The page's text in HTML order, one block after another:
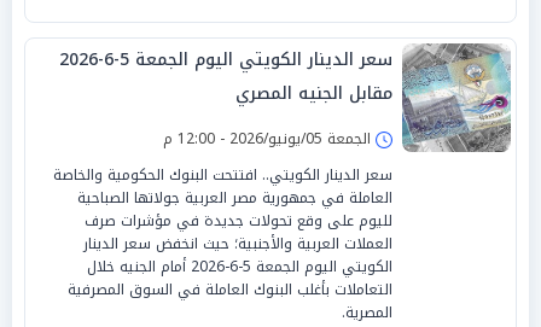
سعر الدينار الكويتي اليوم الجمعة 5-6-2026
مقابل الجنيه المصري
الجمعة 05/يونيو/2026 - 12:00 م
سعر الدينار الكويتي.. افتتحت البنوك الحكومية والخاصة
العاملة في جمهورية مصر العربية جولاتها الصباحية
لليوم على وقع تحولات جديدة في مؤشرات صرف
العملات العربية والأجنبية؛ حيث انخفض سعر الدينار
الكويتي اليوم الجمعة 5-6-2026 أمام الجنيه خلال
التعاملات بأغلب البنوك العاملة في السوق المصرفية
المصرية.